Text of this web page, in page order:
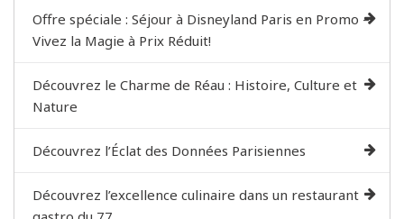
Offre spéciale : Séjour à Disneyland Paris en Promo –
Vivez la Magie à Prix Réduit!
Découvrez le Charme de Réau : Histoire, Culture et
Nature
Découvrez l’Éclat des Données Parisiennes
Découvrez l’excellence culinaire dans un restaurant